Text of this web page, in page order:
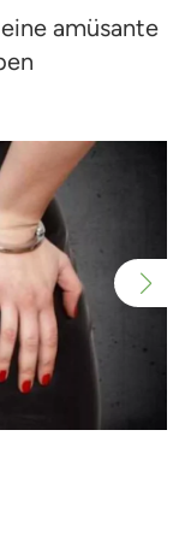
amüsante